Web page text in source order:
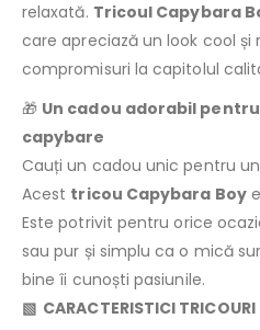
relaxată. Tricoul Capybara
care apreciază un look cool
compromisuri la capitolul
🎁 Un cadou adorabil
capybare
Cauți un cadou unic pentru
Acest tricou Capybara Boy
Este potrivit pentru orice
sau pur și simplu ca o mică
bine îi cunoști pasiunile.
▧ CARACTERISTICI TRICOURI